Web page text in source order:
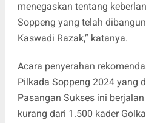
menegaskan tentang
Soppeng yang telah
Kaswadi Razak,” katanya.
Acara penyerahan
Pilkada Soppeng 2024 yang
Pasangan Sukses ini
kurang dari 1.500 kader